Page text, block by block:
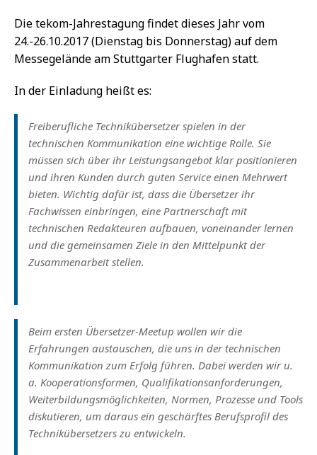
Die tekom-Jahrestagung findet dieses Jahr vom
24.-26.10.2017 (Dienstag bis Donnerstag) auf dem
Messegelände am Stuttgarter Flughafen statt.
In der Einladung heißt es:
Freiberufliche Technikübersetzer spielen in der
technischen Kommunikation eine wichtige Rolle. Sie
müssen sich über ihr Leistungsangebot klar positionieren
und ihren Kunden durch guten Service einen Mehrwert
bieten. Wichtig dafür ist, dass die Übersetzer ihr
Fachwissen einbringen, eine Partnerschaft mit
technischen Redakteuren aufbauen, voneinander lernen
und die gemeinsamen Ziele in den Mittelpunkt der
Zusammenarbeit stellen.
Beim ersten Übersetzer-Meetup wollen wir die
Erfahrungen austauschen, die uns in der technischen
Kommunikation zum Erfolg führen. Dabei werden wir u.
a. Kooperationsformen, Qualifikationsanforderungen,
Weiterbildungsmöglichkeiten, Normen, Prozesse und Tools
diskutieren, um daraus ein geschärftes Berufsprofil des
Technikübersetzers zu entwickeln.